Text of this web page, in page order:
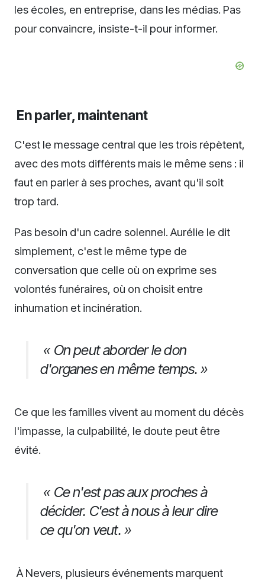
les écoles, en entreprise, dans les médias. Pas
pour convaincre, insiste-t-il pour informer.
En parler, maintenant
C'est le message central que les trois répètent,
avec des mots différents mais le même sens : il
faut en parler à ses proches, avant qu'il soit
trop tard.
Pas besoin d'un cadre solennel. Aurélie le dit
simplement, c'est le même type de
conversation que celle où on exprime ses
volontés funéraires, où on choisit entre
inhumation et incinération.
« On peut aborder le don
d'organes en même temps. »
Ce que les familles vivent au moment du décès
l'impasse, la culpabilité, le doute peut être
évité.
« Ce n'est pas aux proches à
décider. C'est à nous à leur dire
ce qu'on veut. »
À Nevers, plusieurs événements marquent